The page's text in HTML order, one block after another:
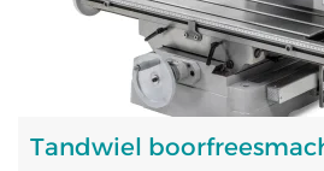
Tandwiel